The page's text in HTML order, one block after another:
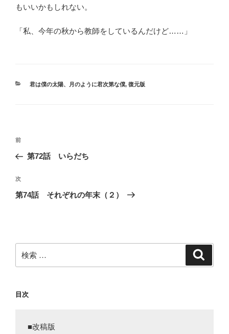
もいいかもしれない。
「私、今年の秋から教師をしているんだけど……」
カ
君は僕の太陽、月のように君次第な僕, 復元版
投
ナ
ビ
ゲ
ン
過
去
投
稿
前
第72話 いらだち
次
の
次
第74話 それぞれの年末（２）
索:
目次
■改稿版